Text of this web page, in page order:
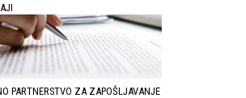
PARTNERSTVO ZA ZAPOŠLJAVANJE